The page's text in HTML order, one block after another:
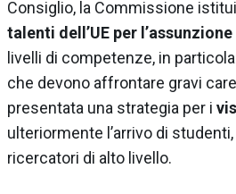
Consiglio, la Commissione
talenti dell’UE per l’assunzione
livelli di competenze, in
che devono affrontare gravi
presentata una strategia per i
ulteriormente l’arrivo di
ricercatori di alto livello.